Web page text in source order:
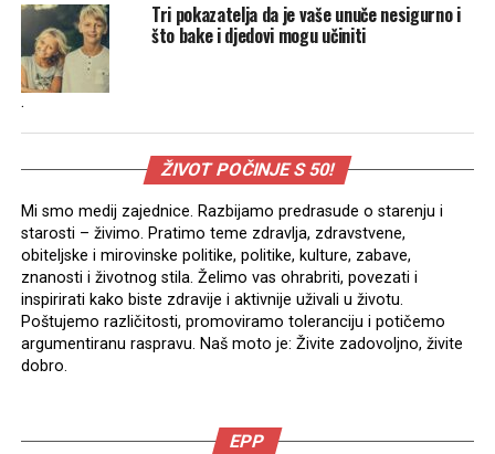
Tri pokazatelja da je vaše unuče nesigurno i
što bake i djedovi mogu učiniti
.
ŽIVOT POČINJE S 50!
Mi smo medij zajednice. Razbijamo predrasude o starenju i
starosti – živimo. Pratimo teme zdravlja, zdravstvene,
obiteljske i mirovinske politike, politike, kulture, zabave,
znanosti i životnog stila. Želimo vas ohrabriti, povezati i
inspirirati kako biste zdravije i aktivnije uživali u životu.
Poštujemo različitosti, promoviramo toleranciju i potičemo
argumentiranu raspravu. Naš moto je: Živite zadovoljno, živite
dobro.
EPP